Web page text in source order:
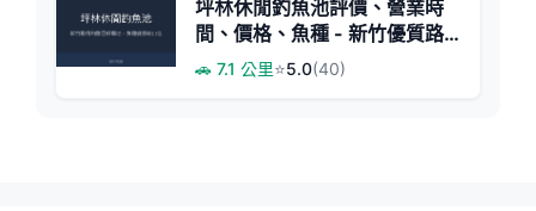
坪林休閒釣魚池評價、營業時
間、價格、魚種 - 新竹優質路
亞釣場
🚗 7.1 公里⭐5.0(40)